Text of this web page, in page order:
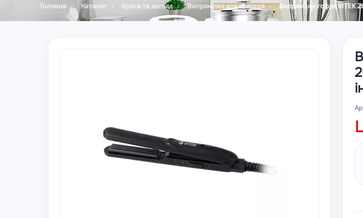
Головна Каталог Краса та догляд Випрямлячі для волосся Випрямляч-гофре VITEK